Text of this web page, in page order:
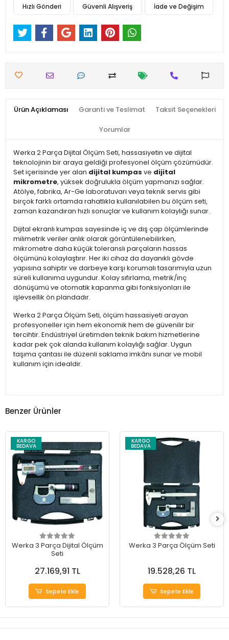
Hızlı Gönderi Güvenli Alışveriş İade ve Değişim
Ürün Açıklaması Garanti ve Teslimat Taksit Seçenekleri
Yorumlar
Werka 2 Parça Dijital Ölçüm Seti, hassasiyetin ve dijital
teknolojinin bir araya geldiği profesyonel ölçüm çözümüdür.
Set içerisinde yer alan dijital kumpas ve dijital
mikrometre, yüksek doğrulukla ölçüm yapmanızı sağlar.
Atölye, fabrika, Ar-Ge laboratuvarı veya teknik servis gibi
birçok farklı ortamda rahatlıkla kullanılabilen bu ölçüm seti,
zaman kazandıran hızlı sonuçlar ve kullanım kolaylığı sunar.
Dijital ekranlı kumpas sayesinde iç ve dış çap ölçümlerinde
milimetrik veriler anlık olarak görüntülenebilirken,
mikrometre daha küçük toleranslı parçaların hassas
ölçümünü kolaylaştırır. Her iki cihaz da dayanıklı gövde
yapısına sahiptir ve darbeye karşı korumalı tasarımıyla uzun
süreli kullanıma uygundur. Kolay sıfırlama, metrik/inç
dönüşümü ve otomatik kapanma gibi fonksiyonları ile
işlevsellik ön plandadır.
Werka 2 Parça Ölçüm Seti, ölçüm hassasiyeti arayan
profesyoneller için hem ekonomik hem de güvenilir bir
tercihtir. Endüstriyel üretimden teknik bakım hizmetlerine
kadar pek çok alanda kullanım kolaylığı sağlar. Uygun
taşıma çantası ile düzenli saklama imkânı sunar ve mobil
kullanım için idealdir.
Benzer Ürünler
KARGO
BEDAVA
Werka 3 Parça Dijital Ölçüm
Seti
27.169,91 TL
Sepete Ekle
KARGO
BEDAVA
Werka 3 Parça Ölçüm Seti
19.528,26 TL
Sepete Ekle